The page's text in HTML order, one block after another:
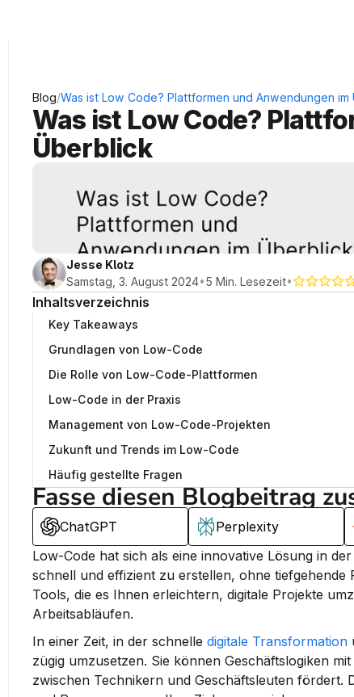
Blog/Was ist Low Code? Plattformen und Anwendungen im
Was ist Low Code?
Überblick
Jesse Klotz
Samstag, 3. August 2024•5 Min. Lesezeit•
Inhaltsverzeichnis
Key Takeaways
Grundlagen von Low-Code
Die Rolle von Low-Code-Plattformen
Low-Code in der Praxis
Management von Low-Code-Projekten
Zukunft und Trends im Low-Code
Häufig gestellte Fragen
Fasse diesen Blogbeitrag
ChatGPT Perplexity
Low-Code hat sich als eine innovative Lösung in
schnell und effizient zu erstellen, ohne tiefgehende
Tools, die es Ihnen erleichtern, digitale Projekte
Arbeitsabläufen.
In einer Zeit, in der schnelle digitale Transformation
zügig umzusetzen. Sie können Geschäftslogiken
zwischen Technikern und Geschäftsleuten